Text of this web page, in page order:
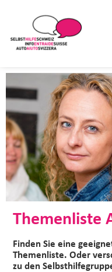
Themenliste
Finden Sie eine
Themenliste. Oder
zu den